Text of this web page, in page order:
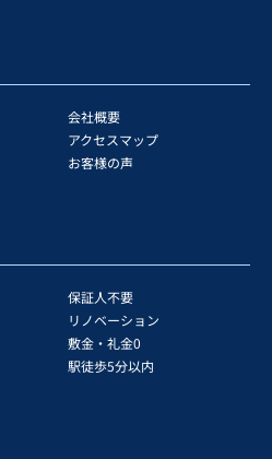
会社概要
アクセスマップ
お客様の声
保証人不要
リノベーション
敷金・礼金0
駅徒歩5分以内